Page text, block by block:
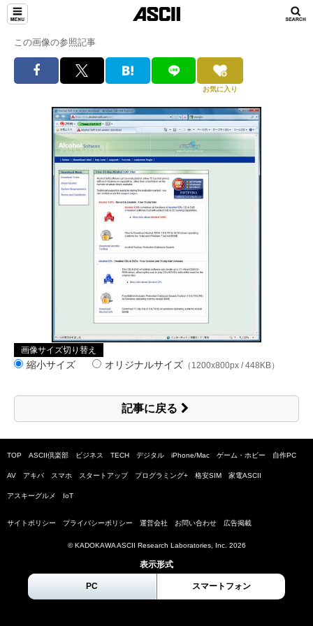
この画像の参照記事
お気に入り
画像サイズ切り替え
縮小サイズ オリジナルサイズ （1200x800px / 448KB）
記事に戻る
TOP ASCII倶楽部 ビジネス TECH デジタル iPhone/Mac ゲーム・ホビー 自作PC
AV アキバ スマホ スタートアップ プログラミング+ 格安SIM 家電ASCII
アスキーグルメ IoT
サイトポリシー プライバシーポリシー 運営会社 お問い合わせ 広告掲載
© KADOKAWA ASCII Research Laboratories, Inc. 2026
表示形式
PC スマートフォン